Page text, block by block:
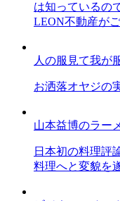
は知っているの
LEON不動産が
人の服見て我が
お洒落オヤジの
山本益博のラー
日本初の料理評
料理へと変貌を